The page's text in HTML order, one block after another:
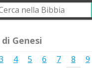
Genesi
4 5 6 7 8 9